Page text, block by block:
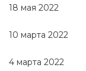
18 мая 2022
10 марта 2022
4 марта 2022